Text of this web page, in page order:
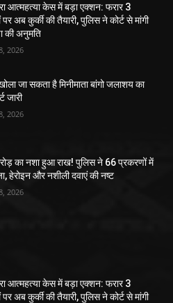
आत्महत्या केस में बड़ा एक्शन: फरार 3
पर अब कुर्की की तैयारी, पुलिस ने कोर्ट से मांगी
की अनुमति
2026
जा सकता है मिनीमाता बांगो जलाशय का
जारी
2026
का नशा हुआ राख! पुलिस ने 66 प्रकरणों में
हेरोइन और नशीली दवाएं की नष्ट
2026
आत्महत्या केस में बड़ा एक्शन: फरार 3
पर अब कुर्की की तैयारी, पुलिस ने कोर्ट से मांगी